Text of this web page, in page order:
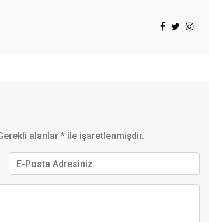
alanlar * ile işaretlenmişdir.